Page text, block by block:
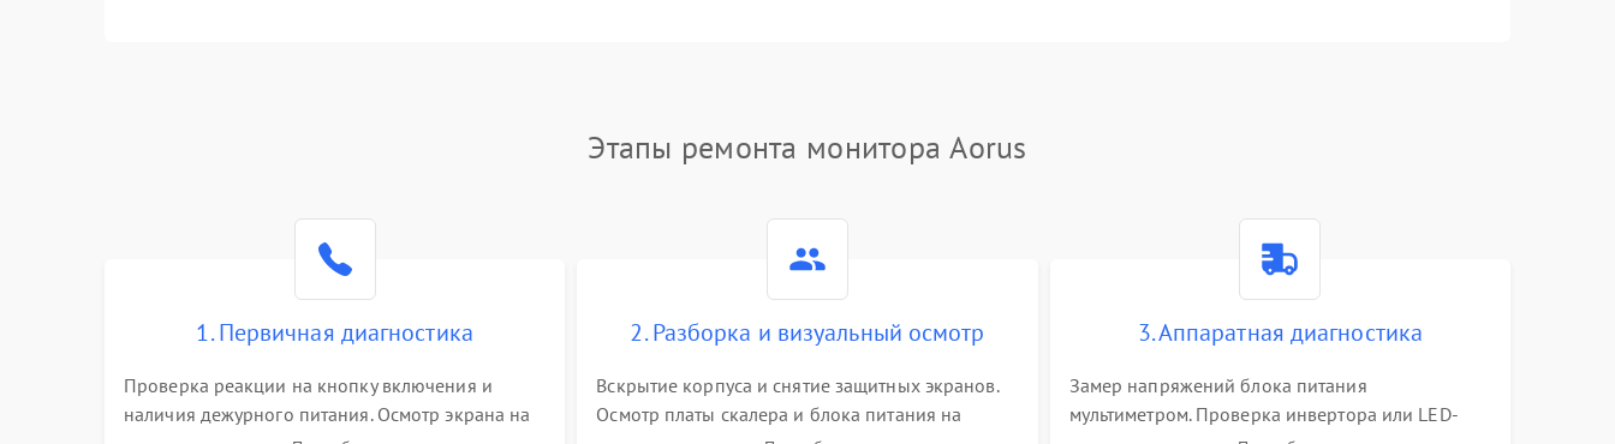
Поломка системы автоматического
короткого замыкания
Этапы ремонта монитора Aorus
1. Первичная диагностика
Проверка реакции на кнопку включения и
наличия дежурного питания. Осмотр экрана на
2. Разборка и визуальный осмотр
Вскрытие корпуса и снятие защитных экранов.
Осмотр платы скалера и блока питания на
3. Аппаратная диагностика
Замер напряжений блока питания
мультиметром. Проверка инвертора или LED-